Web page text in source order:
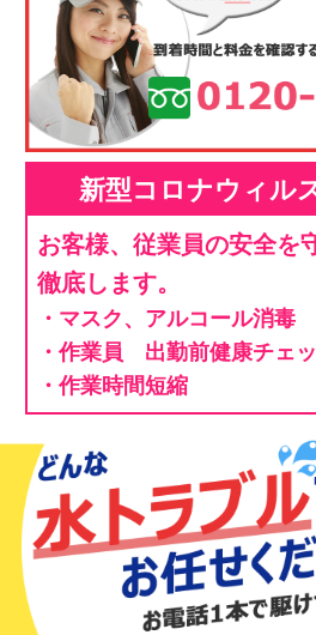
新型コロナウィル
お客様、従業員の安全を
徹底します。
・マスク、アルコール消毒
・作業員 出勤前健康チェ
・作業時間短縮